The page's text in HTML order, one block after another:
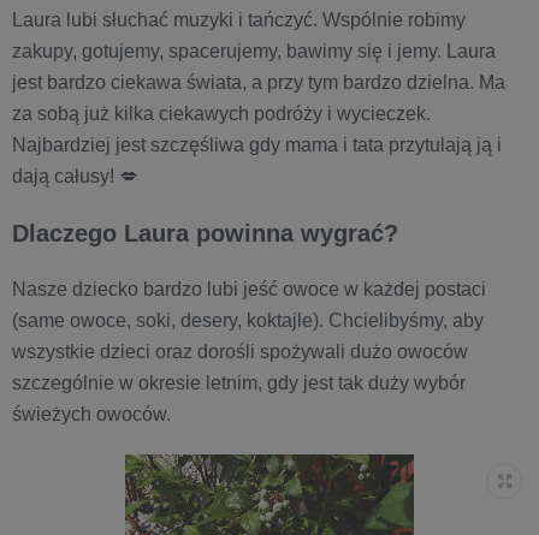
Laura lubi słuchać muzyki i tańczyć. Wspólnie robimy
zakupy, gotujemy, spacerujemy, bawimy się i jemy. Laura
jest bardzo ciekawa świata, a przy tym bardzo dzielna. Ma
za sobą już kilka ciekawych podróży i wycieczek.
Najbardziej jest szczęśliwa gdy mama i tata przytulają ją i
dają całusy! 💋
Dlaczego Laura powinna wygrać?
Nasze dziecko bardzo lubi jeść owoce w każdej postaci
(same owoce, soki, desery, koktajle). Chcielibyśmy, aby
wszystkie dzieci oraz dorośli spożywali dużo owoców
szczególnie w okresie letnim, gdy jest tak duży wybór
świeżych owoców.